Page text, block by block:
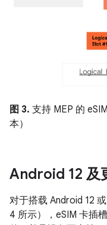
图 3. 支持 MEP 的
本）
Android 12 及
对于搭载 Android 12
4 所示），eSIM 卡插